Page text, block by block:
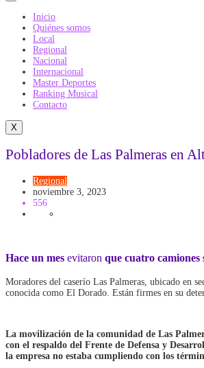
Inicio
Quiénes somos
Local
Regional
Nacional
Internacional
Master Deportes
Ranking Musical
Contacto
X
Pobladores de Las Palmeras en
Regional
noviembre 3, 2023
556
Hace un mes evitaron que cuatro
Moradores del caserío Las Palmeras, ubicado en
conocida como El Dorado. Están firmes en su
La movilización de la comunidad de Las
con el respaldo del Frente de Defensa y
la empresa no estaba cumpliendo con los